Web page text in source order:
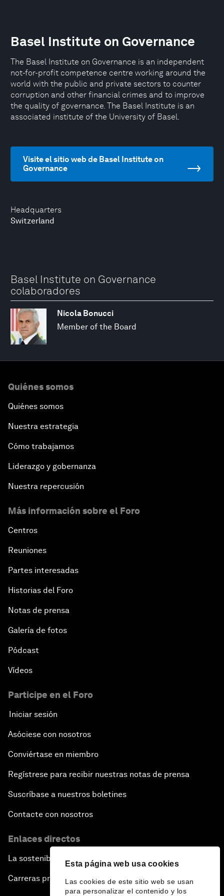
Esta página web usa cookies
Las cookies de este sitio web se usan
para personalizar el contenido y los
Headquarters
Switzerland
Basel Institute on Governance
The Basel Institute on Governance is an independent
not-for-profit competence centre working around the
world with the public and private sectors to counter
corruption and other financial crimes and to improve
the quality of governance. The Basel Institute is an
associated institute of the University of Basel.
Visite el sitio web de Basel Institute on
Governance
Basel Institute on Governance
colaboradores
Nicola Bonucci
Member of the Board
Quiénes somos
Quiénes somos
Nuestra estrategia
Cómo trabajamos
Liderazgo y gobernanza
Nuestra repercusión
Más información sobre el Foro
Centros
Reuniones
Partes interesadas
Historias del Foro
Notas de prensa
Galería de fotos
Pódcast
Vídeos
Participe en el Foro
Iniciar sesión
Asóciese con nosotros
Conviértase en miembro
Regístrese para recibir nuestras notas de prensa
Suscríbase a nuestros boletines
Contacte con nosotros
Enlaces directos
La sostenibilidad en el Foro
Carreras profesionales